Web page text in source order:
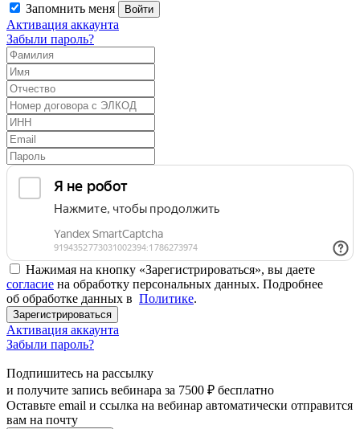
Запомнить меня Войти
Активация аккаунта
Забыли пароль?
Нажимая на кнопку «Зарегистрироваться», вы даете
согласие на обработку персональных данных. Подробнее
об обработке данных в Политике.
Зарегистрироваться
Активация аккаунта
Забыли пароль?
Подпишитесь на рассылку
и получите запись вебинара за 7500 ₽ бесплатно
Оставьте email и ссылка на вебинар автоматически отправится
вам на почту